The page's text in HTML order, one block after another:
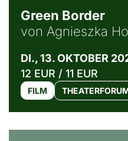
Green Border
von Agnieszka
DI., 13. OKTOBER
12 EUR / 11 EUR
FILM